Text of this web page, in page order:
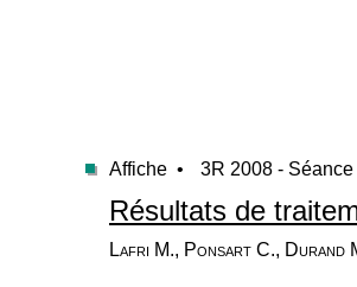
Affiche • 3R 2008 -
Résultats de
Lafri M., Ponsart C., Durand